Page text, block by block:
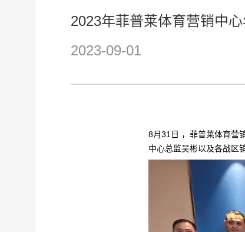
2023年菲普莱体育营销中
2023-09-01
8月31日 ，菲普莱体育营
中心总监吴彬以及各战区